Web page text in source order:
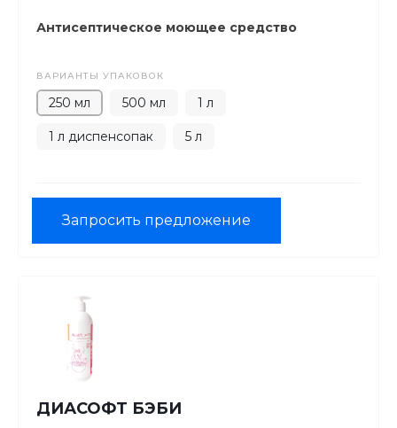
Антисептическое моющее средство
ВАРИАНТЫ УПАКОВОК
250 мл 500 мл 1 л
1 л диспенсопак 5 л
Запросить предложение
ДИАСОФТ БЭБИ